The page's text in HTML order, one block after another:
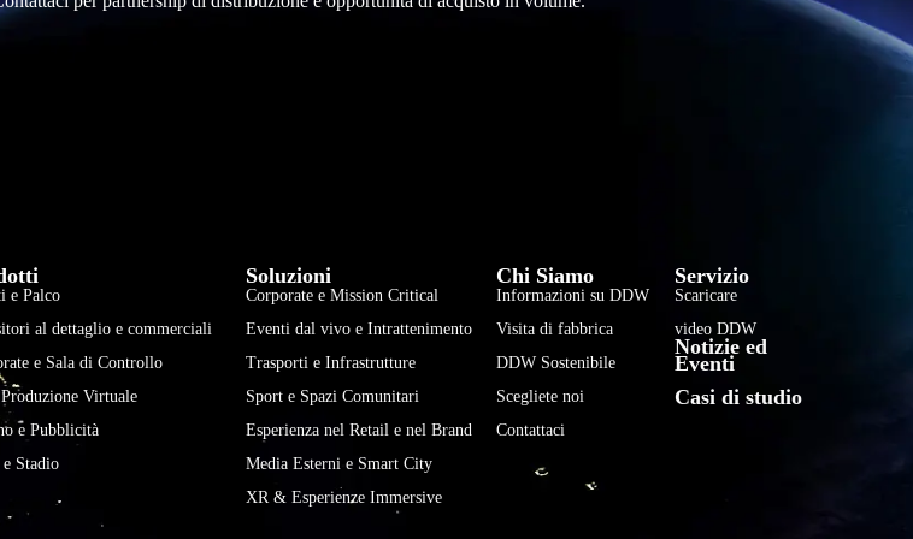
e Palco
al dettaglio e commerciali
e Sala di Controllo
Virtuale
e Pubblicità
Stadio
Soluzioni
Corporate e Mission Critical
Eventi dal vivo e Intrattenimento
Trasporti e Infrastrutture
Sport e Spazi Comunitari
Esperienza nel Retail e nel Brand
Media Esterni e Smart City
XR & Esperienze Immersive
Chi Siamo
Informazioni su DDW
Visita di fabbrica
DDW Sostenibile
Scegliete noi
Contattaci
Servizio
Scaricare
video DDW
Notizie ed
Eventi
Casi di studio
Português
Tiếng Việt
한국어
Bahasa Indonesia